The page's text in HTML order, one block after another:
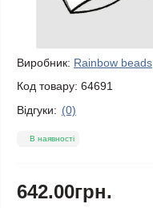
Виробник: Rainbow beads
Код товару: 64691
Відгуки: (0)
В наявності
642.00грн.